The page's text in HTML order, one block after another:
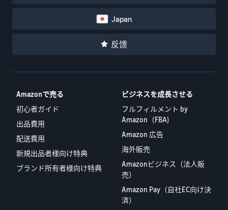
Japan
反馈
Amazonで売る
初心者ガイド
出品費用
配送費用
新規出品者様向け特典
ブランド所有者様向け特典
ビジネスを成長させる
フルフィルメント by
Amazon（FBA)
Amazon 広告
海外販売
Amazonビジネス（法人販
売）
Amazon Pay（自社EC向け決
済）